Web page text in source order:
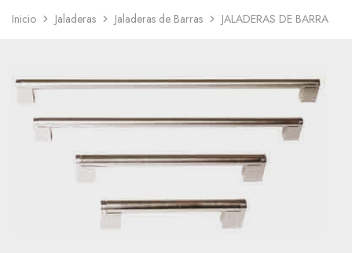
Inicio Jaladeras Jaladeras de Barras JALADERAS DE BARRA